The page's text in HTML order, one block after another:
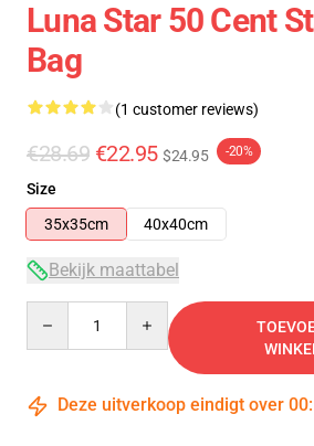
Luna Star 50 Cent
Bag
(1 customer reviews)
€28.69 €22.95 $24.95 -20%
Size
35x35cm
40x40cm
Bekijk maattabel
Deze uitverkoop eindigt over 00: